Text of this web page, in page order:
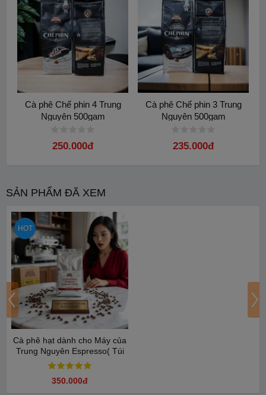
Cà phê Chế phin 4 Trung
Nguyên 500gam
250.000đ
Cà phê Chế phin 3 Trung
Nguyên 500gam
235.000đ
SẢN PHẨM ĐÃ XEM
HOT
Cà phê hạt dành cho Máy của
Trung Nguyên Espresso( Túi
500gam)
350.000đ